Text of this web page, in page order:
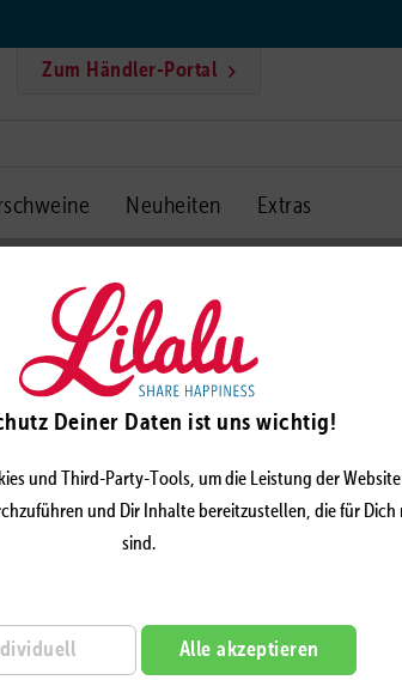
Zum Händler-Portal
Neuheiten Extras
Deiner Daten ist uns wichtig!
und Third-Party-Tools, um die Leistung der Website
und Dir Inhalte bereitzustellen, die für Dich
sind.
Alle akzeptieren
Gruss-Herz
LILALU